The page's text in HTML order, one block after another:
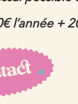
l’année +